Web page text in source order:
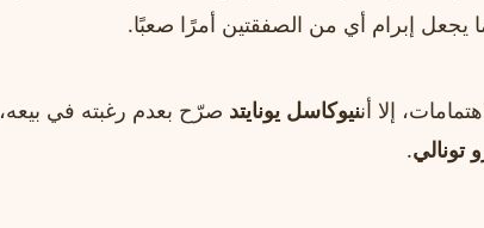
يجعل إبرام أي من الصفقتين أمرًا صعبًا.
إلا أننيوكاسل يونايتد صرّح بعدم رغبته في بيعه،
تونالي.